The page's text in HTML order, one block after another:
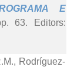
E
63. Editors:
Rodríguez-